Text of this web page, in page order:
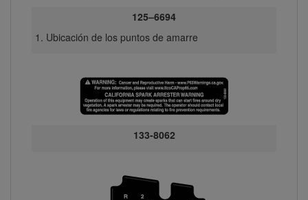
125–6694
Ubicación de los puntos de amarre
133-8062